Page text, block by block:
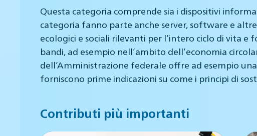
Questa categoria comprende sia i dispositivi
categoria fanno parte anche server, software e
ecologici e sociali rilevanti per l’intero ciclo di vita
bandi, ad esempio nell’ambito dell’economia
dell’Amministrazione federale offre ad esempio
forniscono prime indicazioni su come i principi di
Contributi più importanti